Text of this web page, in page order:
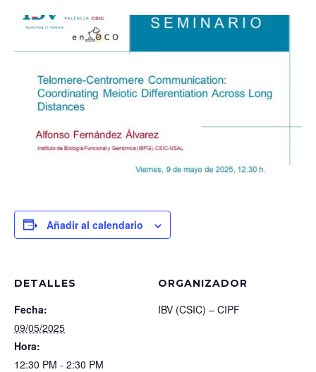
Añadir al calendario
DETALLES
Fecha:
09/05/2025
Hora:
12:30 PM - 2:30 PM
ORGANIZADOR
IBV (CSIC) – CIPF